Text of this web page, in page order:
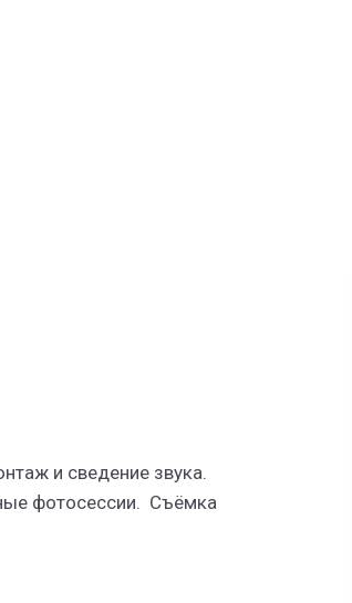
и сведение звука.
фотосессии. Съёмка